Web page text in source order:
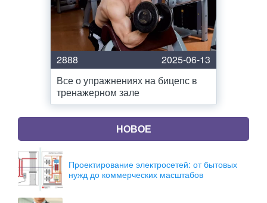
2888
2025-06-13
Все о упражнениях на бицепс в
тренажерном зале
НОВОЕ
Проектирование электросетей: от бытовых
нужд до коммерческих масштабов